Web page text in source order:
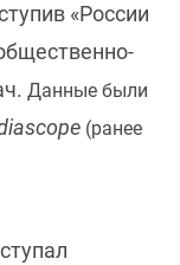
«России
Данные были
(ранее